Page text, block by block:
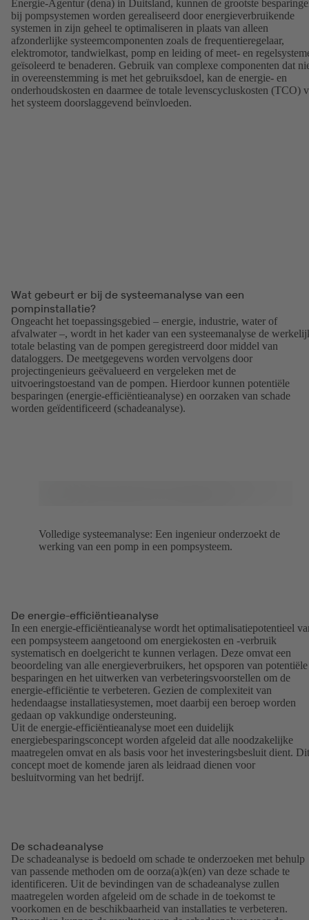
Energie-Agentur (dena) in Duitsland, kunnen de grootste
bij pompsystemen worden gerealiseerd door energieverbruikende
systemen in zijn geheel te optimaliseren in plaats van alleen
afzonderlijke systeemcomponenten zoals de frequentieregelaar,
elektromotor, tandwielkast, pomp en leiding of meet- en
geïsoleerd te benaderen. Gebruik van complexe componenten dat
in overeenstemming is met het gebruiksdoel, kan de energie- en
onderhoudskosten en daarmee de totale levenscycluskosten (TCO)
het systeem doorslaggevend beïnvloeden.
Wat gebeurt er bij de systeemanalyse van een
pompinstallatie?
Ongeacht het toepassingsgebied – energie, industrie, water of
afvalwater –, wordt in het kader van een systeemanalyse de
totale belasting van de pompen geregistreerd door middel van
dataloggers. De meetgegevens worden vervolgens door
projectingenieurs geëvalueerd en vergeleken met de
uitvoeringstoestand van de pompen. Hierdoor kunnen potentiële
besparingen (energie-efficiëntieanalyse) en oorzaken van schade
worden geïdentificeerd (schadeanalyse).
Volledige systeemanalyse: Een ingenieur onderzoekt de
werking van een pomp in een pompsysteem.
De energie-efficiëntieanalyse
In een energie-efficiëntieanalyse wordt het optimalisatiepotentieel
een pompsysteem aangetoond om energiekosten en -verbruik
systematisch en doelgericht te kunnen verlagen. Deze omvat een
beoordeling van alle energieverbruikers, het opsporen van potentiële
besparingen en het uitwerken van verbeteringsvoorstellen om de
energie-efficiëntie te verbeteren. Gezien de complexiteit van
hedendaagse installatiesystemen, moet daarbij een beroep worden
gedaan op vakkundige ondersteuning.
Uit de energie-efficiëntieanalyse moet een duidelijk
energiebesparingsconcept worden afgeleid dat alle noodzakelijke
maatregelen omvat en als basis voor het investeringsbesluit dient. Dit
concept moet de komende jaren als leidraad dienen voor
besluitvorming van het bedrijf.
De schadeanalyse
De schadeanalyse is bedoeld om schade te onderzoeken met behulp
van passende methoden om de oorza(a)k(en) van deze schade te
identificeren. Uit de bevindingen van de schadeanalyse zullen
maatregelen worden afgeleid om de schade in de toekomst te
voorkomen en de beschikbaarheid van installaties te verbeteren.